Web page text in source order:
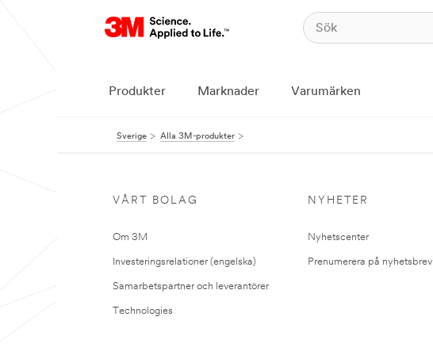
Produkter Marknader Varumärken
Sverige Alla 3M-produkter
VÅRT BOLAG
Om 3M
Investeringsrelationer (engelska)
Samarbetspartner och leverantörer
Technologies
NYHETER
Nyhetscenter
Prenumerera på nyhetsbrev